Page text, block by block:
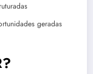
geradas